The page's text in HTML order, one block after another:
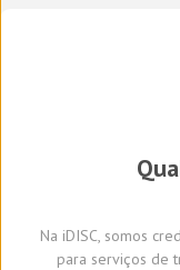
Na iDISC somos
para serviços de